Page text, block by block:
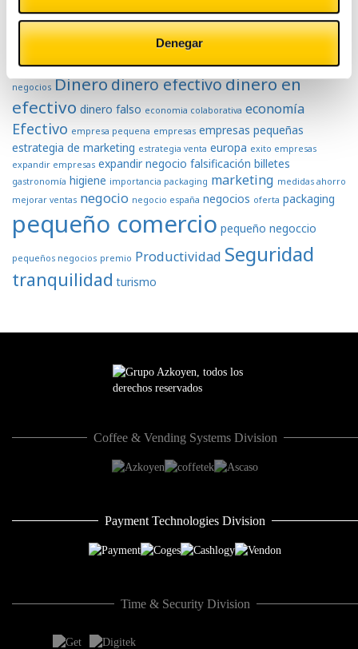
Denegar
ahorro atención al cliente aumento negocios banco central
europeo billetes Cashlogy comercio cultura dificultades
negocios Dinerodinero efectivodinero en
efectivo dinero falso economia colaborativa economía
Efectivo empresa pequena empresas empresas pequeñas
estrategia de marketing estrategia venta europa exito empresas
expandir empresas expandir negocio falsificación billetes
gastronomía higiene importancia packaging marketing medidas ahorro
mejorar ventas negocio negocio españa negocios oferta packaging
pequeño comercio pequeño negoccio
pequeños negocios premio Productividad Seguridad
tranquilidad turismo
Coffee & Vending Systems Division
Payment Technologies Division
Time & Security Division